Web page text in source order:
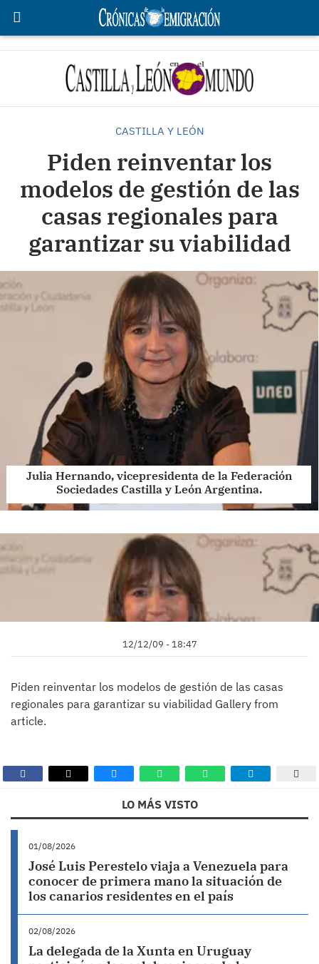
CASTILLA Y LEÓN
Piden reinventar los
modelos de gestión de las
casas regionales para
garantizar su viabilidad
Julia Hernando, vicepresidenta de la Federación
Sociedades Castilla y León Argentina.
12/12/09 - 18:47
Piden reinventar los modelos de gestión de las casas
regionales para garantizar su viabilidad Gallery from
article.
LO MÁS VISTO
01/08/2026
José Luis Perestelo viaja a Venezuela para
conocer de primera mano la situación de
los canarios residentes en el país
02/08/2026
La delegada de la Xunta en Uruguay